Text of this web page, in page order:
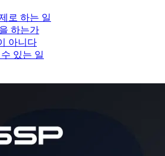
로 하는 일
하는가
아니다
있는 일